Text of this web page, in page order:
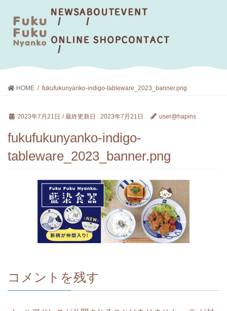
HOME fukufukunyanko-indigo-tableware_2023_banner.png
2023年7月21日 / 最終更新日 : 2023年7月21日 user@hapins
fukufukunyanko-indigo-
tableware_2023_banner.png
コメントを残す